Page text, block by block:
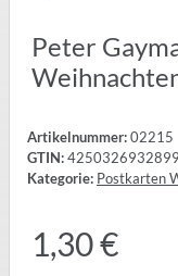
Peter
Artikelnummer:02215
GTIN:4250326932899
Kategorie: Postkarten
1,30 €